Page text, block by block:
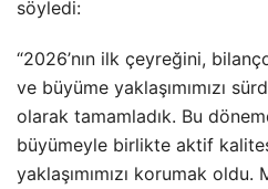
söyledi:
“2026’nın ilk çeyreğini,
ve büyüme yaklaşımımızı
olarak tamamladık. Bu
büyümeyle birlikte aktif
yaklaşımımızı korumak